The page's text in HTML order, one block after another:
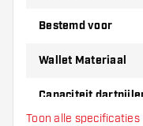
Bestemd voor
Wallet Materiaal
Capaciteit
Toon alle specificaties